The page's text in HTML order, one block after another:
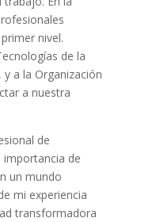
nivel.
de la
a la Organización
a nuestra
de
importancia de
un mundo
mi experiencia
transformadora